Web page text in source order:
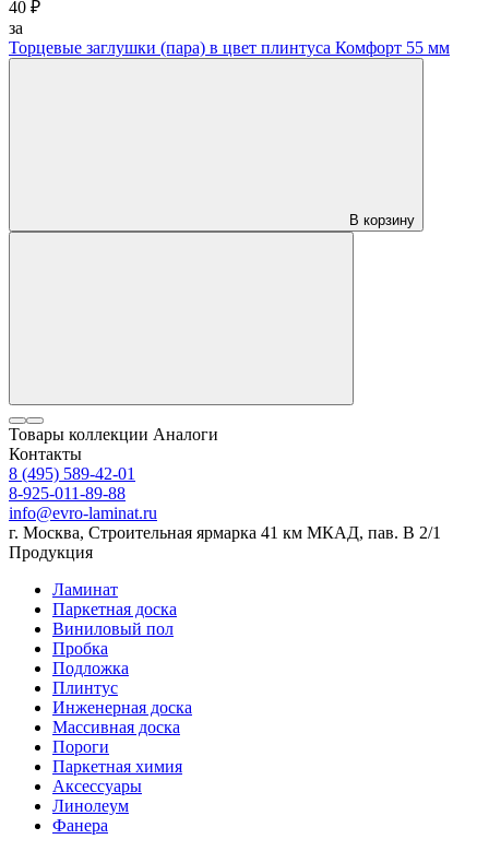
40 ₽
за
Торцевые заглушки (пара) в цвет плинтуса Комфорт 55 мм
В корзину
Товары коллекции Аналоги
Контакты
8 (495) 589-42-01
8-925-011-89-88
info@evro-laminat.ru
г. Москва, Строительная ярмарка 41 км МКАД, пав. В 2/1
Продукция
Ламинат
Паркетная доска
Виниловый пол
Пробка
Подложка
Плинтус
Инженерная доска
Массивная доска
Пороги
Паркетная химия
Аксессуары
Линолеум
Фанера